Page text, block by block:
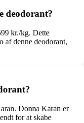
deodorant?
kr./kg. Dette
af denne deodorant,
Donna Karan er
for at skabe